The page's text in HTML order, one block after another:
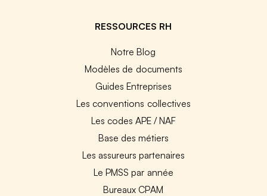
RESSOURCES RH
Notre Blog
Modèles de documents
Guides Entreprises
Les conventions collectives
Les codes APE / NAF
Base des métiers
Les assureurs partenaires
Le PMSS par année
Bureaux CPAM